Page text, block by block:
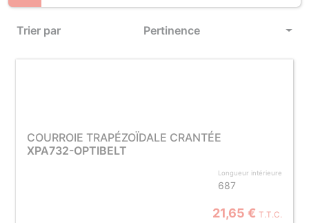
Trier par Pertinence
COURROIE TRAPÉZOÏDALE CRANTÉE
XPA732-OPTIBELT
Longueur intérieure
687
21,65 € T.T.C.